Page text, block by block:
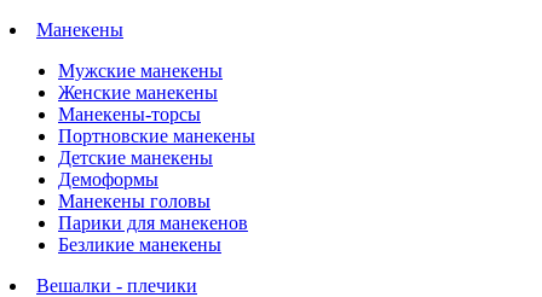
Манекены
Мужские манекены
Женские манекены
Манекены-торсы
Портновские манекены
Детские манекены
Демоформы
Манекены головы
Парики для манекенов
Безликие манекены
Вешалки - плечики